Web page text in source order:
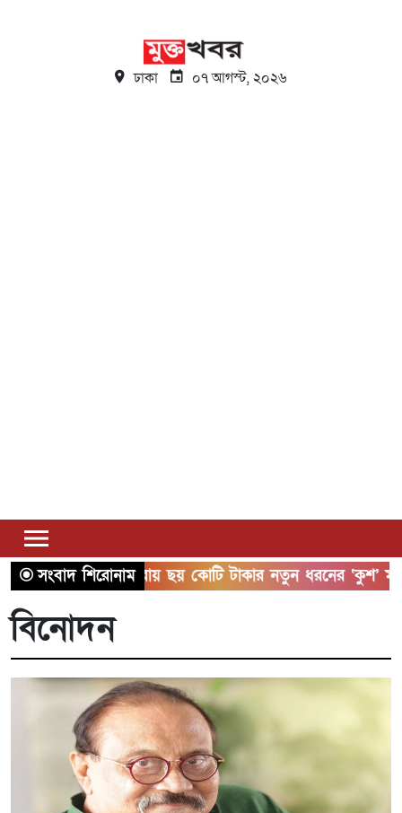
ঢাকা ০৭ আগস্ট, ২০২৬
সংবাদ শিরোনাম
সাতক্ষীরায় ছয় কোটি টাকার নতুন ধরনের ‘কুশ’ মাদকসহ আটক ১
বিনোদন